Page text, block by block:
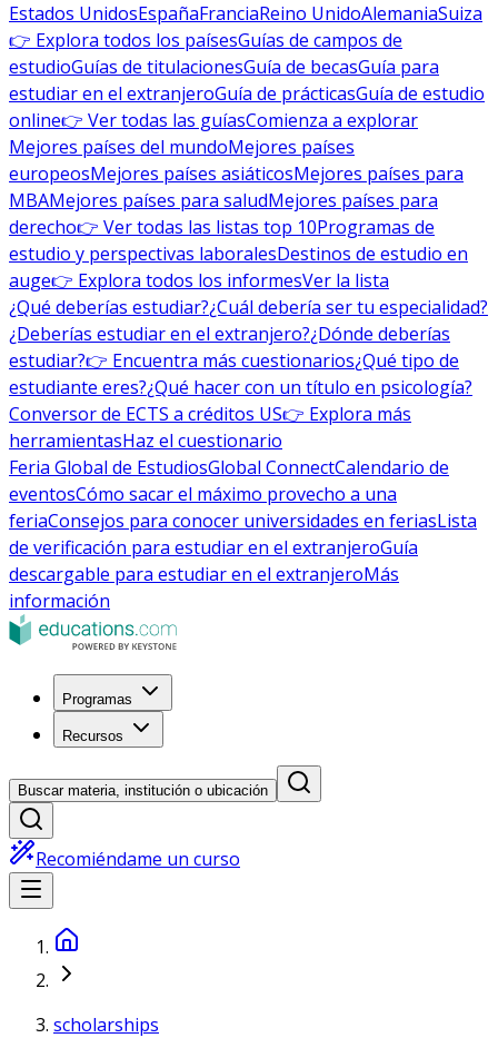
Estados UnidosEspañaFranciaReino UnidoAlemaniaSuiza
👉 Explora todos los paísesGuías de campos de
estudioGuías de titulacionesGuía de becasGuía para
estudiar en el extranjeroGuía de prácticasGuía de estudio
online👉 Ver todas las guíasComienza a explorar
Mejores países del mundoMejores países
europeosMejores países asiáticosMejores países para
MBAMejores países para saludMejores países para
derecho👉 Ver todas las listas top 10Programas de
estudio y perspectivas laboralesDestinos de estudio en
auge👉 Explora todos los informesVer la lista
¿Qué deberías estudiar?¿Cuál debería ser tu especialidad?
¿Deberías estudiar en el extranjero?¿Dónde deberías
estudiar?👉 Encuentra más cuestionarios¿Qué tipo de
estudiante eres?¿Qué hacer con un título en psicología?
Conversor de ECTS a créditos US👉 Explora más
herramientasHaz el cuestionario
Feria Global de EstudiosGlobal ConnectCalendario de
eventosCómo sacar el máximo provecho a una
feriaConsejos para conocer universidades en feriasLista
de verificación para estudiar en el extranjeroGuía
descargable para estudiar en el extranjeroMás
información
Programas
Recursos
Buscar materia, institución o ubicación
Recomiéndame un curso
scholarships